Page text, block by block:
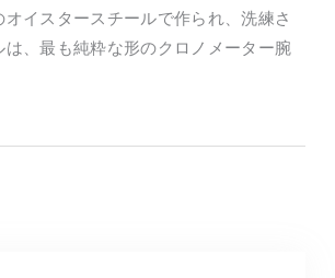
イスタースチールで作られ、洗練さ
、最も純粋な形のクロノメーター腕